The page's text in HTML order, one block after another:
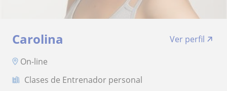
Carolina
Ver perfil
On-line
Clases de Entrenador personal